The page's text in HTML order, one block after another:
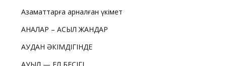
Азаматтарға арналған үкімет
АНАЛАР – АСЫЛ ЖАНДАР
АУДАН ӘКІМДІГІНДЕ